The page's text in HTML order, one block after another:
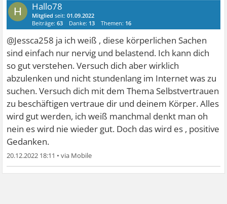
H Hallo78
Mitglied seit:01.09.2022
Beiträge:63 Danke: 13 Themen: 16
@Jessca258 ja ich weiß , diese körperlichen Sachen
sind einfach nur nervig und belastend. Ich kann dich
so gut verstehen. Versuch dich aber wirklich
abzulenken und nicht stundenlang im Internet was zu
suchen. Versuch dich mit dem Thema Selbstvertrauen
zu beschäftigen vertraue dir und deinem Körper. Alles
wird gut werden, ich weiß manchmal denkt man oh
nein es wird nie wieder gut. Doch das wird es , positive
Gedanken.
20.12.2022 18:11 •